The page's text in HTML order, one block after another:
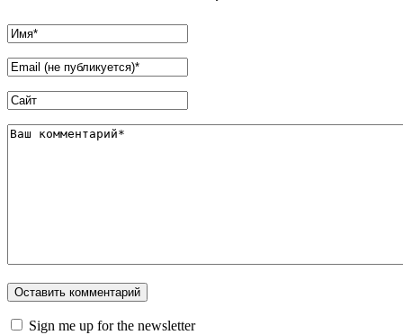
Sign me up for the newsletter